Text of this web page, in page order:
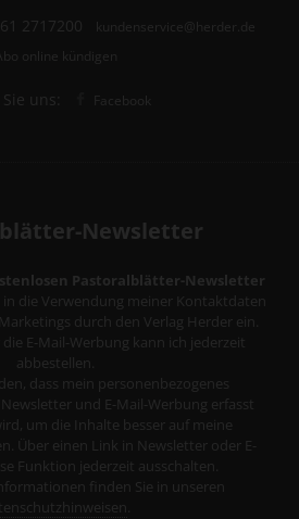
2717200
kundenservice@herder.de
Abo online kündigen
uns: Facebook
Newsletter
Pastoralblätter-Newsletter
die Verwendung meiner Kontaktdaten
durch den Verlag Herder ein.
E-Mail-Werbung kann ich jederzeit
abbestellen.
dass mein personenbezogenes
und E-Mail-Werbung erfasst
um die Inhalte besser auf meine
Über einen Link in Newsletter oder E-
Funktion jederzeit ausschalten.
finden Sie in unseren